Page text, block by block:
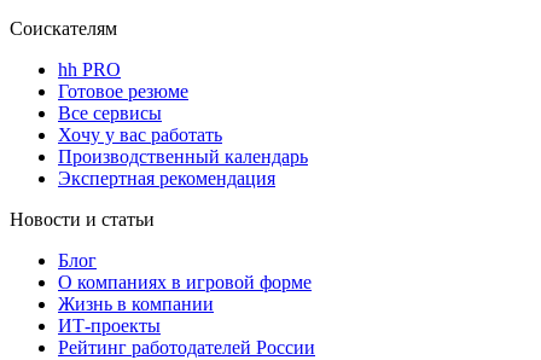
Соискателям
hh PRO
Готовое резюме
Все сервисы
Хочу у вас работать
Производственный календарь
Экспертная рекомендация
Новости и статьи
Блог
О компаниях в игровой форме
Жизнь в компании
ИТ-проекты
Рейтинг работодателей России